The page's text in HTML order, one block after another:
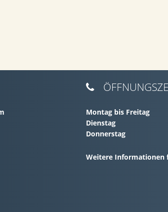

Montag bis Freitag
Dienstag
Donnerstag
Weitere Informationen